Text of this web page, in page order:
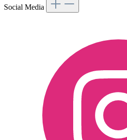
Social Media